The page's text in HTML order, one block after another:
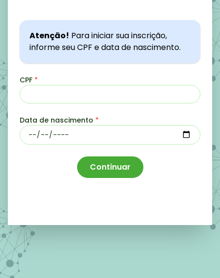
Atenção! Para iniciar sua inscrição,
informe seu CPF e data de nascimento.
CPF *
Data de nascimento *
Continuar